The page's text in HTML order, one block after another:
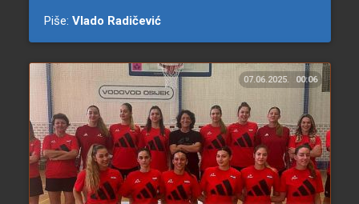
Piše: Vlado Radičević
07.06.2025. 00:06